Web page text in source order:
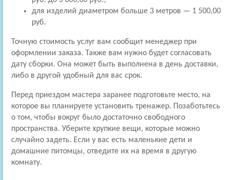
для изделий диаметром больше 3 метров — 1 500,00
руб.
Точную стоимость услуг вам сообщит менеджер при
оформлении заказа. Также вам нужно будет согласовать
дату сборки. Она может быть выполнена в день доставки,
либо в другой удобный для вас срок.
Перед приездом мастера заранее подготовьте место, на
которое вы планируете установить тренажер. Позаботьтесь
о том, чтобы вокруг было достаточно свободного
пространства. Уберите хрупкие вещи, которые можно
случайно задеть. Если у вас есть маленькие дети и
домашние питомцы, отведите их на время в другую
комнату.